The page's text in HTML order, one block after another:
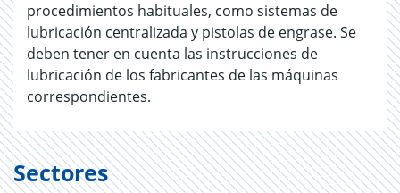
procedimientos habituales, como sistemas de
lubricación centralizada y pistolas de engrase. Se
deben tener en cuenta las instrucciones de
lubricación de los fabricantes de las máquinas
correspondientes.
Sectores